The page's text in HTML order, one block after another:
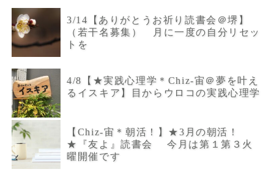
3/14【ありがとうお祈り読書会＠堺】
（若干名募集） 月に一度の自分リセッ
トを
4/8【★実践心理学＊Chiz-宙＠夢を叶え
るイスキア】目からウロコの実践心理学
【Chiz-宙＊朝活！】★3月の朝活！
★『友よ』読書会 今月は第１第３火
曜開催です